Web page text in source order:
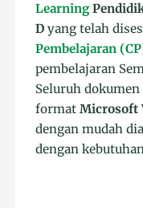
Learning
D yang telah
Pembelajaran
pembelajaran
Seluruh
formatMicrosoft
dengan mudah
dengan